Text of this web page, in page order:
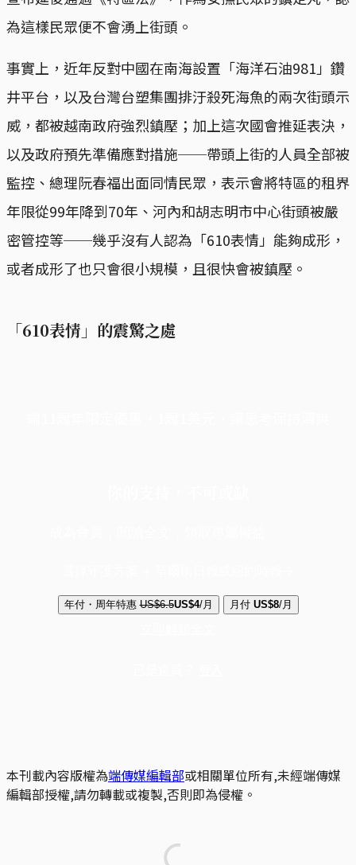
為這樣民眾便不會湧上街頭。
事實上，近年反對中國在南海設置「海洋石油981」鑽
井平台，以及台灣台塑集團排汙殺死海魚的兩次街頭示
威，都被越南政府強烈鎮壓；加上這次國會推延表決，
以及政府預先準備應對措施──帶頭上街的人員全部被
監控、總理阮春福出面同情民眾，表示會將特區的租界
年限從99年降到70年、河內和胡志明市中心街頭被嚴
密管控等──幾乎沒有人認為「610表情」能夠成形，
或者成形了也只會很小規模，且很快會被鎮壓。
「610表情」的震驚之處
年付・周年特惠 US$6.5US$4/月 月付 US$8/月
本刊載內容版權為端傳媒編輯部或相關單位所有,未經端傳媒
編輯部授權,請勿轉載或複製,否則即為侵權。